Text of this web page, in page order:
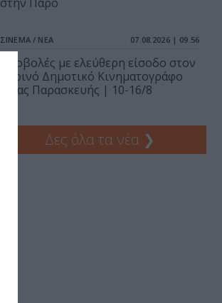
ΣΙΝΕΜΑ / ΝΕΑ 07.08.2026 | 09.56
Προβολές με ελεύθερη είσοδο στον
Θερινό Δημοτικό Κινηματογράφο
Αγίας Παρασκευής | 10-16/8
Δες όλα τα νέα ❯